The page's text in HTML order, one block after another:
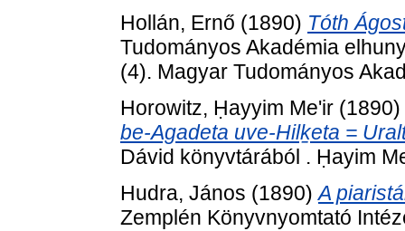
Hollán, Ernő (1890) Tóth
Tudományos Akadémia
(4). Magyar Tudományos
Horowitz, Ḥayyim Me'ir (1890)
be-Agadeta uve-Hilḵeta =
Dávid könyvtárából . Ḥayim
Hudra, János (1890)A
Zemplén Könyvnyomtató